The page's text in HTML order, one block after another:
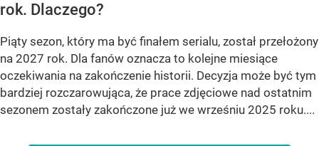
rok. Dlaczego?
Piąty sezon, który ma być finałem serialu, został przełożony
na 2027 rok. Dla fanów oznacza to kolejne miesiące
oczekiwania na zakończenie historii. Decyzja może być tym
bardziej rozczarowująca, że prace zdjęciowe nad ostatnim
sezonem zostały zakończone już we wrześniu 2025 roku....